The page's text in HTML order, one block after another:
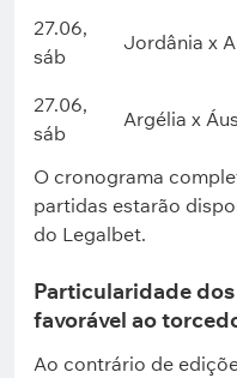
27.06,
sáb
Jordânia x
27.06,
sáb
Argélia x
O cronograma
partidas estarão
do Legalbet.
Particularidade
favorável ao
Ao contrário de